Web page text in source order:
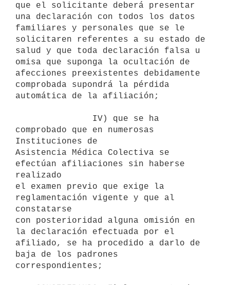
que el solicitante deberá presentar
una declaración con todos los datos
familiares y personales que se le
solicitaren referentes a su estado de
salud y que toda declaración falsa u
omisa que suponga la ocultación de
afecciones preexistentes debidamente
comprobada supondrá la pérdida
automática de la afiliación;
comprobado que en numerosas
Instituciones de
Asistencia Médica Colectiva se
efectúan afiliaciones sin haberse
realizado
el examen previo que exige la
reglamentación vigente y que al
constatarse
con posterioridad alguna omisión en
la declaración efectuada por el
afiliado, se ha procedido a darlo de
baja de los padrones
correspondientes;